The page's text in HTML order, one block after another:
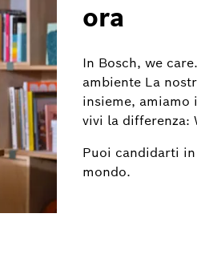
ora
In Bosch, we
ambiente La
insieme,
vivi la differenza:
Puoi candidarti
mondo.